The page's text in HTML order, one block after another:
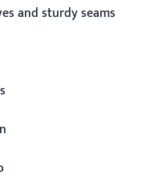
and sturdy seams